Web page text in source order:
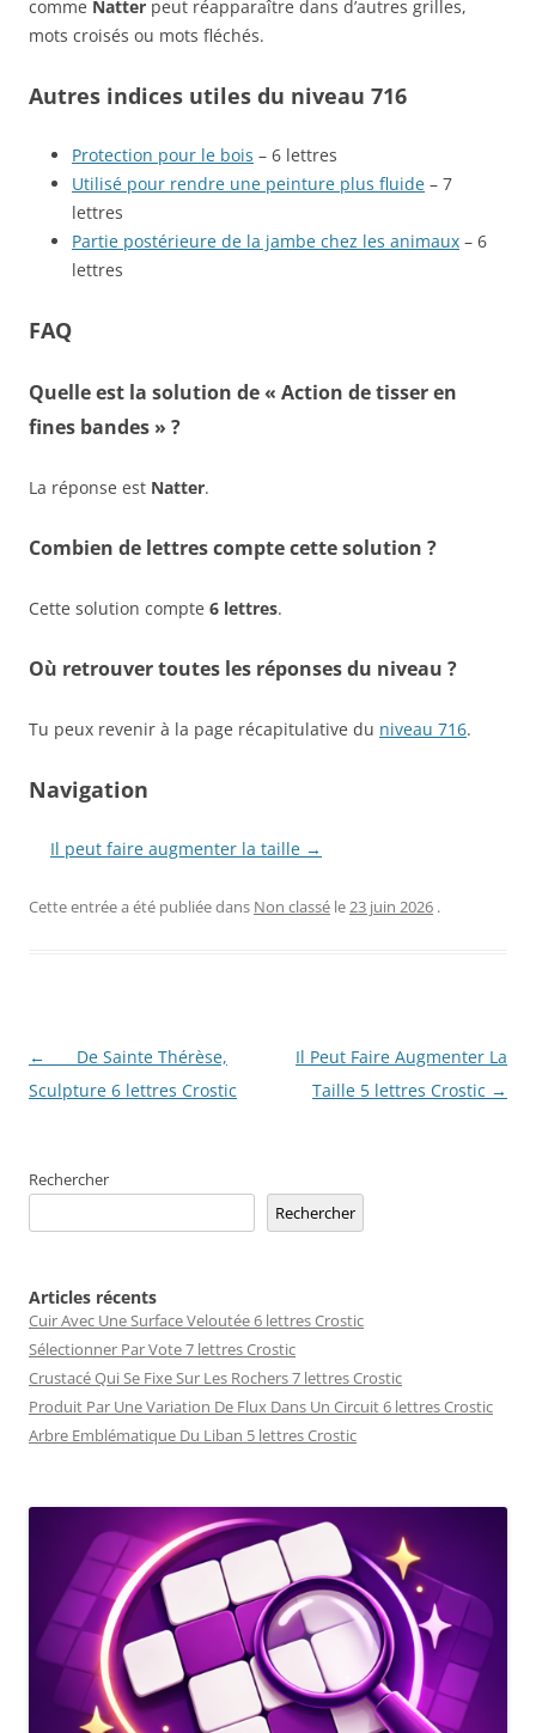
comme Natter peut réapparaître dans d’autres grilles,
mots croisés ou mots fléchés.
Autres indices utiles du niveau 716
Protection pour le bois – 6 lettres
Utilisé pour rendre une peinture plus fluide – 7
lettres
Partie postérieure de la jambe chez les animaux – 6
lettres
FAQ
Quelle est la solution de « Action de tisser en
fines bandes » ?
La réponse est Natter.
Combien de lettres compte cette solution ?
Cette solution compte 6 lettres.
Où retrouver toutes les réponses du niveau ?
Tu peux revenir à la page récapitulative du niveau 716.
Navigation
Il peut faire augmenter la taille →
Cette entrée a été publiée dans Non classé le23 juin 2026 .
Navigation
des
←
___ De Sainte Thérèse,
Sculpture 6 lettres Crostic
Il Peut Faire Augmenter La
Taille 5 lettres Crostic →
Rechercher
Rechercher
Articles récents
Cuir Avec Une Surface Veloutée 6 lettres Crostic
Sélectionner Par Vote 7 lettres Crostic
Crustacé Qui Se Fixe Sur Les Rochers 7 lettres Crostic
Produit Par Une Variation De Flux Dans Un Circuit 6 lettres Crostic
Arbre Emblématique Du Liban 5 lettres Crostic